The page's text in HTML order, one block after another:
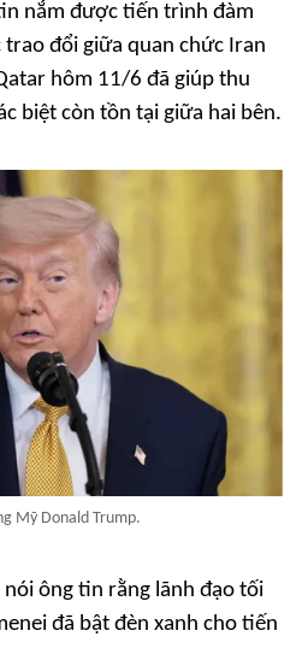
nắm được tiến trình đàm
trao đổi giữa quan chức Iran
hôm 11/6 đã giúp thu
biệt còn tồn tại giữa hai bên.
Mỹ Donald Trump.
ông tin rằng lãnh đạo tối
đã bật đèn xanh cho tiến